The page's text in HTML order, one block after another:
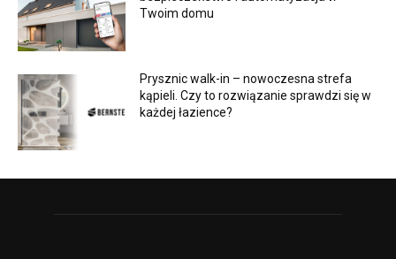
Twoim domu
Prysznic walk-in – nowoczesna strefa
kąpieli. Czy to rozwiązanie sprawdzi się w
każdej łazience?